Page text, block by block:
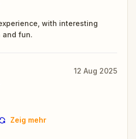
with interesting
and fun.
12 Aug 2025
Zeig mehr